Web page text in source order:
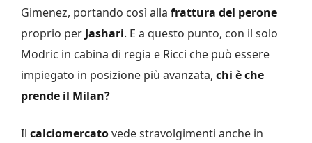
Gimenez, portando così alla frattura del perone
proprio per Jashari. E a questo punto, con il solo
Modric in cabina di regia e Ricci che può essere
impiegato in posizione più avanzata, chi è che
prende il Milan?
Il calciomercatovede stravolgimenti anche in